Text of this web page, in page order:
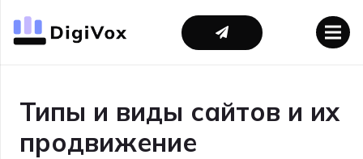
Типы и виды сайтов и их
продвижение